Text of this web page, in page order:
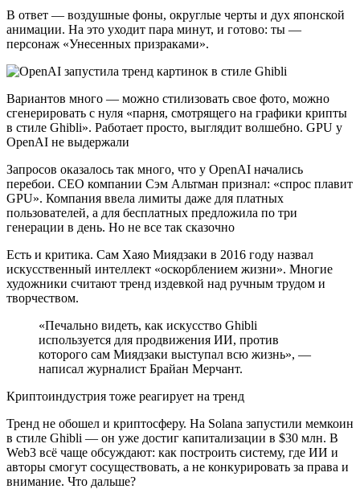
В ответ — воздушные фоны, округлые черты и дух японской
анимации. На это уходит пара минут, и готово: ты —
персонаж «Унесенных призраками».
Вариантов много — можно стилизовать свое фото, можно
сгенерировать с нуля «парня, смотрящего на графики крипты
в стиле Ghibli». Работает просто, выглядит волшебно. GPU у
OpenAI не выдержали
Запросов оказалось так много, что у OpenAI начались
перебои. CEO компании Сэм Альтман признал: «спрос плавит
GPU». Компания ввела лимиты даже для платных
пользователей, а для бесплатных предложила по три
генерации в день. Но не все так сказочно
Есть и критика. Сам Хаяо Миядзаки в 2016 году назвал
искусственный интеллект «оскорблением жизни». Многие
художники считают тренд издевкой над ручным трудом и
творчеством.
«Печально видеть, как искусство Ghibli
используется для продвижения ИИ, против
которого сам Миядзаки выступал всю жизнь», —
написал журналист Брайан Мерчант.
Криптоиндустрия тоже реагирует на тренд
Тренд не обошел и криптосферу. На Solana запустили мемкоин
в стиле Ghibli — он уже достиг капитализации в $30 млн. В
Web3 всё чаще обсуждают: как построить систему, где ИИ и
авторы смогут сосуществовать, а не конкурировать за права и
внимание. Что дальше?